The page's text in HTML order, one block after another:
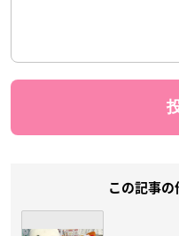
この記事の